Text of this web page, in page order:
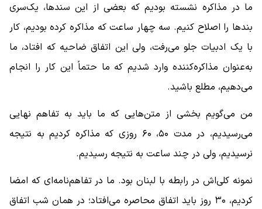
ما در مذاکره نشسته بودیم که بعضی از این سندها، یک‌سری
بندها را اصلاح کنیم. سه چهار ساعت که مذاکره کرده بودیم، کار
با یک ادبیات جلو می‌رفت، ولی این اتفاق ضاحیه که افتاد، ما
به‌عنوان مذاکره‌کننده وارد شدیم که ما حتماً این کار را انجام
می‌دهیم، مطلع باشید.
من می‌گویم بخشی از متن‌هایی که ما باید به تفاهم نهایی
می‌رسیدیم، در مدت ۵۰، ۶۰ روزی که مذاکره کردیم به نتیجه
نرسیدیم، ولی در چند ساعت به نتیجه رسیدیم.
نمونه کلی‌اش در رابطه با لبنان بود. ما در تفاهم‌نامه‌ای که امضا
کردیم، ۳۰ روز باید اتفاق محاصره می‌افتاد؛ در همان شب اتفاق